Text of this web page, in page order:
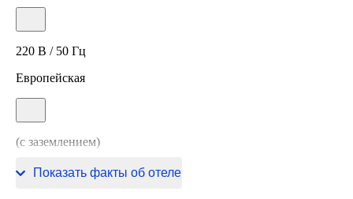
220 В / 50 Гц
Европейская
(с заземлением)
220 В / 50 Гц
Показать факты об отеле